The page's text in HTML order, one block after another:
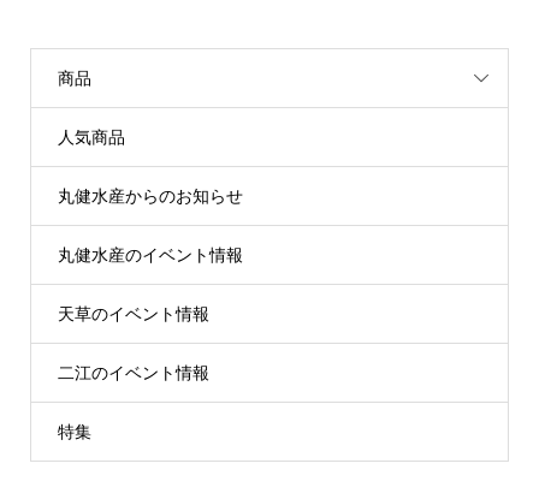
商品
人気商品
丸健水産からのお知らせ
丸健水産のイベント情報
天草のイベント情報
二江のイベント情報
特集